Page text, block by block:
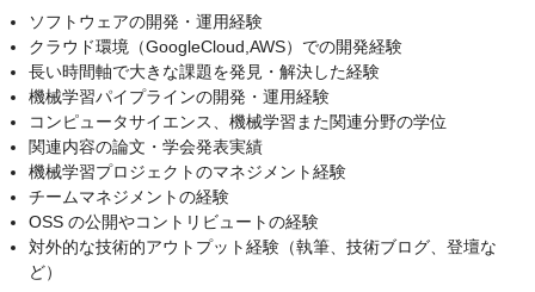
ソフトウェアの開発・運用経験
クラウド環境（GoogleCloud,AWS）での開発経験
長い時間軸で大きな課題を発見・解決した経験
機械学習パイプラインの開発・運用経験
コンピュータサイエンス、機械学習また関連分野の学位
関連内容の論文・学会発表実績
機械学習プロジェクトのマネジメント経験
チームマネジメントの経験
OSS の公開やコントリビュートの経験
対外的な技術的アウトプット経験（執筆、技術ブログ、登壇な
ど）